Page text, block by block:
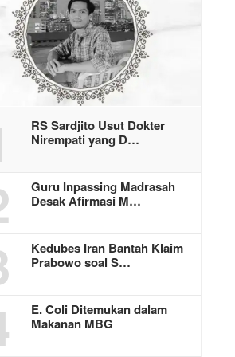
RS Sardjito Usut Dokter
Nirempati yang D…
Guru Inpassing Madrasah
Desak Afirmasi M…
Kedubes Iran Bantah Klaim
Prabowo soal S…
E. Coli Ditemukan dalam
Makanan MBG